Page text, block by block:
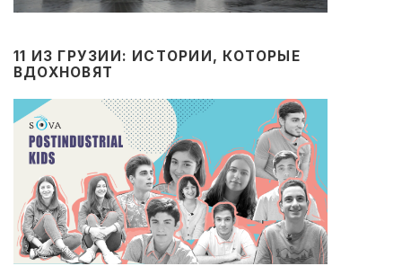
11 ИЗ ГРУЗИИ: ИСТОРИИ, КОТОРЫЕ
ВДОХНОВЯТ